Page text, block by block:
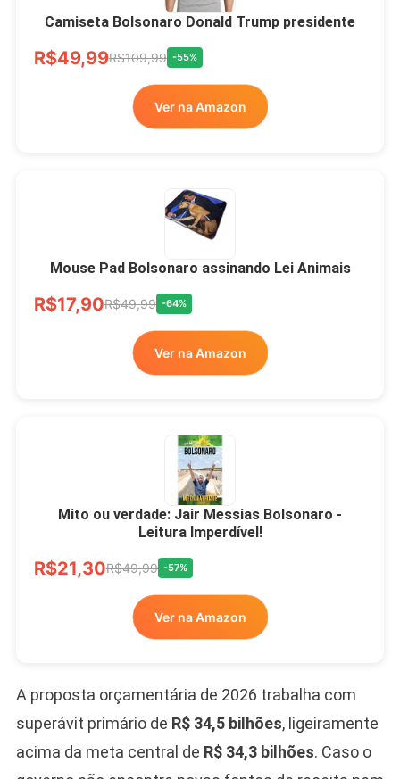
Camiseta Bolsonaro Donald Trump presidente
R$49,99R$109,99 -55%
Ver na Amazon
Mouse Pad Bolsonaro assinando Lei Animais
R$17,90R$49,99 -64%
Ver na Amazon
Mito ou verdade: Jair Messias Bolsonaro -
Leitura Imperdível!
R$21,30R$49,99 -57%
Ver na Amazon
A proposta orçamentária de 2026 trabalha com
superávit primário de R$ 34,5 bilhões, ligeiramente
acima da meta central de R$ 34,3 bilhões. Caso o